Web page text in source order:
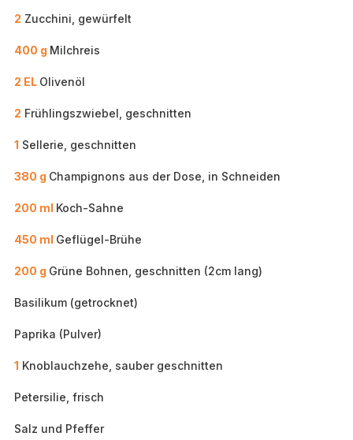
2 Zucchini, gewürfelt
400 g Milchreis
2 EL Olivenöl
2 Frühlingszwiebel, geschnitten
1 Sellerie, geschnitten
380 g Champignons aus der Dose, in Schneiden
200 ml Koch-Sahne
450 ml Geflügel-Brühe
200 g Grüne Bohnen, geschnitten (2cm lang)
Basilikum (getrocknet)
Paprika (Pulver)
1 Knoblauchzehe, sauber geschnitten
Petersilie, frisch
Salz und Pfeffer